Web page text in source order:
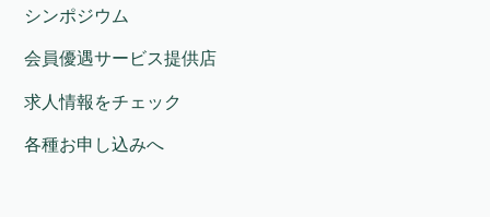
シンポジウム
会員優遇サービス提供店
求人情報をチェック
各種お申し込みへ